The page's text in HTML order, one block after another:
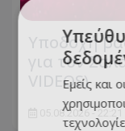
Υποδοχή
για τον
VIDEOS)
05.08.2026 - 22:21
Εμείς και